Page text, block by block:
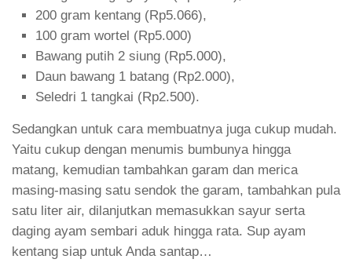
200 gram kentang (Rp5.066),
100 gram wortel (Rp5.000)
Bawang putih 2 siung (Rp5.000),
Daun bawang 1 batang (Rp2.000),
Seledri 1 tangkai (Rp2.500).
Sedangkan untuk cara membuatnya juga cukup mudah.
Yaitu cukup dengan menumis bumbunya hingga
matang, kemudian tambahkan garam dan merica
masing-masing satu sendok the garam, tambahkan pula
satu liter air, dilanjutkan memasukkan sayur serta
daging ayam sembari aduk hingga rata. Sup ayam
kentang siap untuk Anda santap…